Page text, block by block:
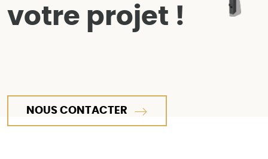
votre projet !
NOUS CONTACTER